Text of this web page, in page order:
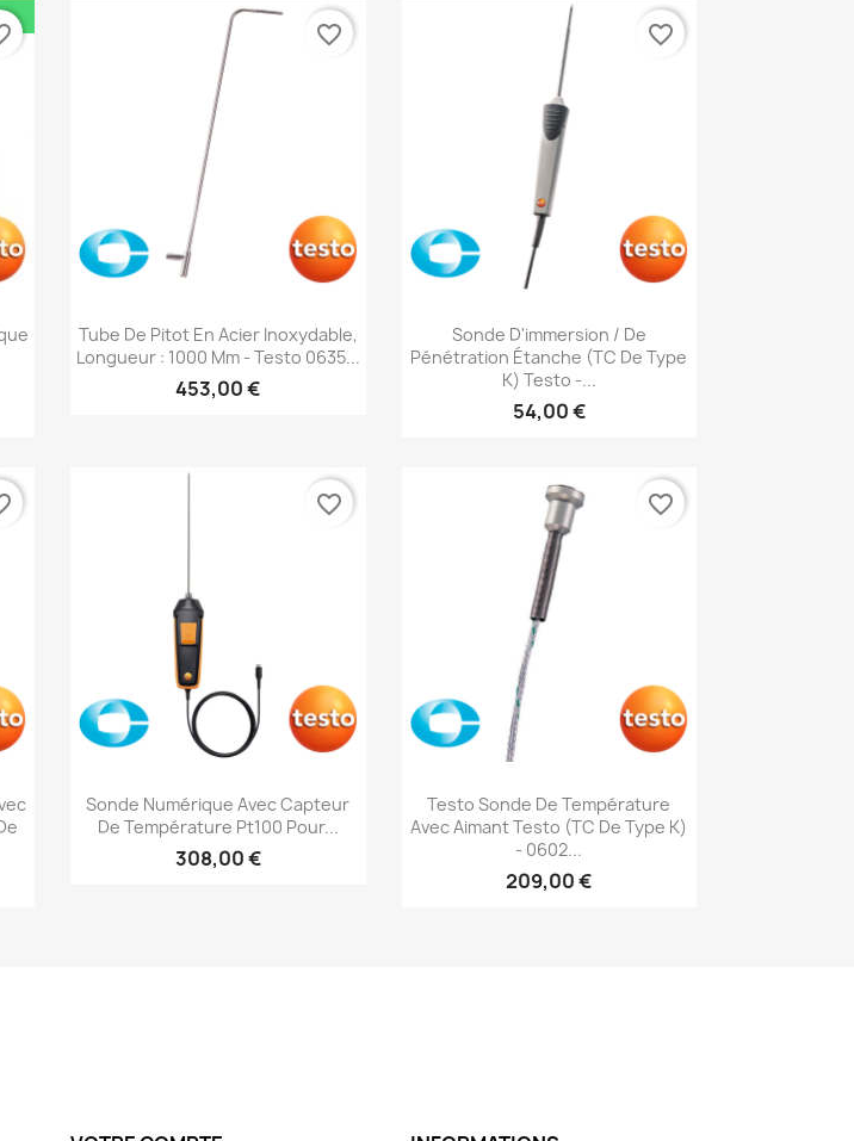
Tube De Pitot En Acier Inoxydable,
Longueur : 1000 Mm - Testo 0635...
453,00 €
favorite_border
Sonde D'immersion / De
Pénétration Étanche (TC De Type
K) Testo -...
54,00 €
favorite_border
Sonde Numérique Avec Capteur
De Température Pt100 Pour...
308,00 €
favorite_border
Testo Sonde De Température
Avec Aimant Testo (TC De Type K)
- 0602...
209,00 €
favorite_border